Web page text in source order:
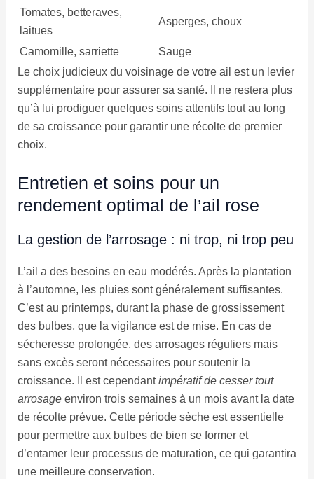
Tomates, betteraves,
laitues
Asperges, choux
Camomille, sarriette
Sauge
Le choix judicieux du voisinage de votre ail est un levier
supplémentaire pour assurer sa santé. Il ne restera plus
qu’à lui prodiguer quelques soins attentifs tout au long
de sa croissance pour garantir une récolte de premier
choix.
Entretien et soins pour un
rendement optimal de l’ail rose
La gestion de l’arrosage : ni trop, ni trop peu
L’ail a des besoins en eau modérés. Après la plantation
à l’automne, les pluies sont généralement suffisantes.
C’est au printemps, durant la phase de grossissement
des bulbes, que la vigilance est de mise. En cas de
sécheresse prolongée, des arrosages réguliers mais
sans excès seront nécessaires pour soutenir la
croissance. Il est cependantimpératif de cesser tout
arrosageenviron trois semaines à un mois avant la date
de récolte prévue. Cette période sèche est essentielle
pour permettre aux bulbes de bien se former et
d’entamer leur processus de maturation, ce qui garantira
une meilleure conservation.